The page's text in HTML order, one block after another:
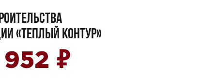
«ТЕПЛЫЙ КОНТУР»
₽